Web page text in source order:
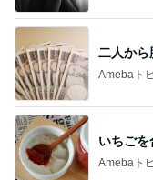
二人から
Amebaト
いちご
Amebaト